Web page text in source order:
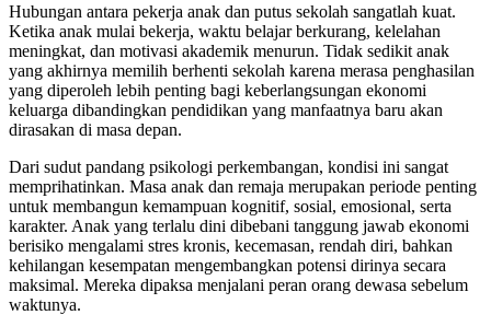
Hubungan antara pekerja anak dan putus sekolah sangatlah kuat.
Ketika anak mulai bekerja, waktu belajar berkurang, kelelahan
meningkat, dan motivasi akademik menurun. Tidak sedikit anak
yang akhirnya memilih berhenti sekolah karena merasa penghasilan
yang diperoleh lebih penting bagi keberlangsungan ekonomi
keluarga dibandingkan pendidikan yang manfaatnya baru akan
dirasakan di masa depan.
Dari sudut pandang psikologi perkembangan, kondisi ini sangat
memprihatinkan. Masa anak dan remaja merupakan periode penting
untuk membangun kemampuan kognitif, sosial, emosional, serta
karakter. Anak yang terlalu dini dibebani tanggung jawab ekonomi
berisiko mengalami stres kronis, kecemasan, rendah diri, bahkan
kehilangan kesempatan mengembangkan potensi dirinya secara
maksimal. Mereka dipaksa menjalani peran orang dewasa sebelum
waktunya.